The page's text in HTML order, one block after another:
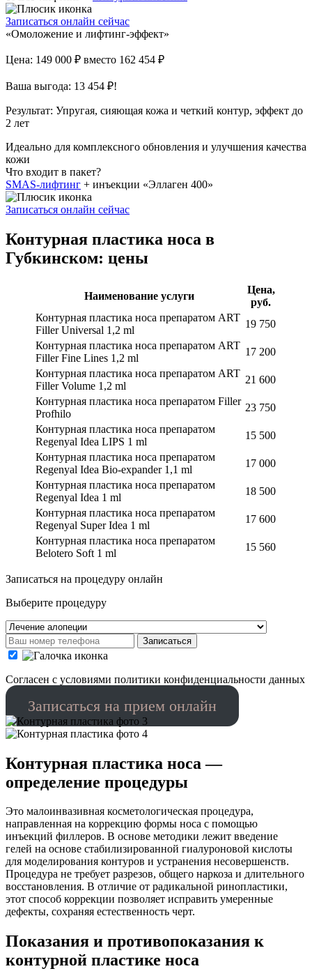
Записаться онлайн сейчас
«Омоложение и лифтинг-эффект»
Цена: 149 000 ₽ вместо 162 454 ₽
Ваша выгода: 13 454 ₽!
Результат: Упругая, сияющая кожа и четкий контур, эффект до
2 лет
Идеально для комплексного обновления и улучшения качества
кожи
Что входит в пакет?
SMAS-лифтинг + инъекции «Эллаген 400»
Записаться онлайн сейчас
Контурная пластика носа в
Губкинском: цены
Наименование услуги
Цена,
руб.
Контурная пластика носа препаратом ART
Filler Universal 1,2 ml
19 750
Контурная пластика носа препаратом ART
Filler Fine Lines 1,2 ml
17 200
Контурная пластика носа препаратом ART
Filler Volume 1,2 ml
21 600
Контурная пластика носа препаратом Filler
Profhilo
23 750
Контурная пластика носа препаратом
Regenyal Idea LIPS 1 ml
15 500
Контурная пластика носа препаратом
Regenyal Idea Bio-expander 1,1 ml
17 000
Контурная пластика носа препаратом
Regenyal Idea 1 ml
18 500
Контурная пластика носа препаратом
Regenyal Super Idea 1 ml
17 600
Контурная пластика носа препаратом
Belotero Soft 1 ml
15 560
Записаться на процедуру онлайн
Выберите процедуру
Записаться
Cогласен с условиями политики конфиденциальности данных
Записаться на прием онлайн
Контурная пластика носа —
определение процедуры
Это малоинвазивная косметологическая процедура,
направленная на коррекцию формы носа с помощью
инъекций филлеров. В основе методики лежит введение
гелей на основе стабилизированной гиалуроновой кислоты
для моделирования контуров и устранения несовершенств.
Процедура не требует разрезов, общего наркоза и длительного
восстановления. В отличие от радикальной ринопластики,
этот способ коррекции позволяет исправить умеренные
дефекты, сохраняя естественность черт.
Показания и противопоказания к
контурной пластике носа